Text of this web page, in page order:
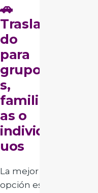
🚗
Trasla
do
para
grupo
s,
famili
as o
individ
uos
La mejor
opción es